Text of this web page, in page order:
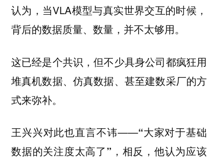
认为，当VLA模型与真实世界交互的时候，
背后的数据质量、数量，并不太够用。
这已经是个共识，但不少具身公司都疯狂用
堆真机数据、仿真数据、甚至建数采厂的方
式来弥补。
王兴兴对此也直言不讳——“大家对于基础
数据的关注度太高了”，相反，他认为应该